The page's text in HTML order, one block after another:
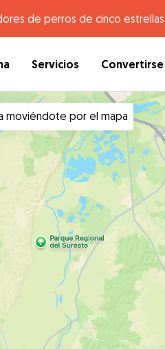
de perros de cinco
Servicios
moviéndote por el mapa